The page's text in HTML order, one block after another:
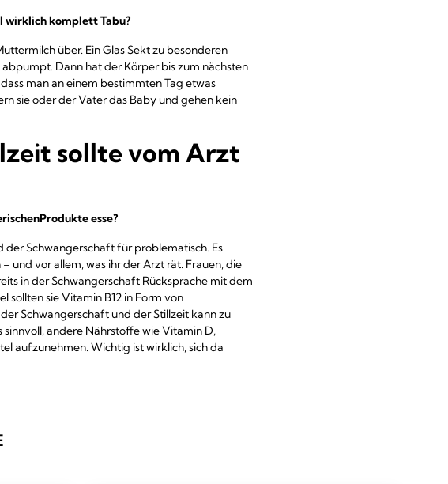
wirklich komplett Tabu?
über. Ein Glas Sekt zu besonderen
Dann hat der Körper bis zum nächsten
man an einem bestimmten Tag etwas
sie oder der Vater das Baby und gehen kein
sollte vom Arzt
esse?
Schwangerschaft für problematisch. Es
und vor allem, was ihr der Arzt rät. Frauen, die
in der Schwangerschaft Rücksprache mit dem
sollten sie Vitamin B12 in Form von
Schwangerschaft und der Stillzeit kann zu
andere Nährstoffe wie Vitamin D,
aufzunehmen. Wichtig ist wirklich, sich da